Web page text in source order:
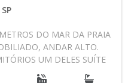
DO MAR DA PRAIA
ANDAR ALTO.
UM DELES SUÍTE
AMBIENTES SACADA